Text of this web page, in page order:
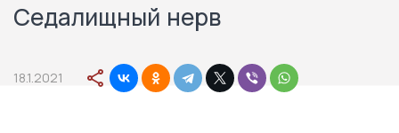
Седалищный нерв
18.1.2021